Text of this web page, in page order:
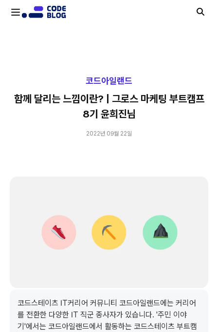
코드아일랜드
함께 달리는 느낌이란? | 그로스 마케팅 부트캠프
8기 윤희진님
2022년 09월 22일
코드스테이츠 IT커리어 커뮤니티 코드아일랜드에는 커리어
를 전환한 다양한 IT 직군 종사자가 있습니다. '주민 이야
기'에서는 코드아일랜드에서 활동하는 코드스테이츠 부트캠